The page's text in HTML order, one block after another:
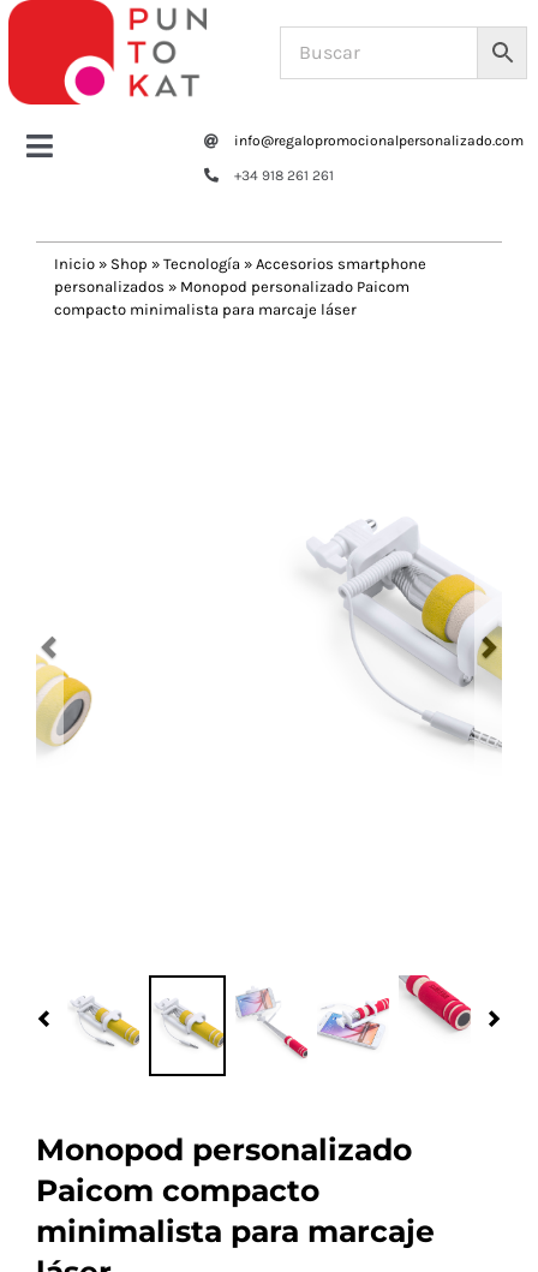
Saltar
contenido
Toggle
Tazas y botellas
Tecnología
info@regalopromocionalpersonalizado.com
+34 918 261 261
Inicio » Shop » Tecnología » Accesorios smartphone
personalizados » Monopod personalizado Paicom
compacto minimalista para marcaje láser
Previous
Monopod personalizado
Paicom compacto
minimalista para marcaje